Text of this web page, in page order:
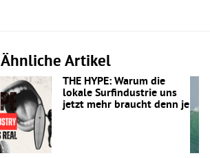
Ähnliche Artikel
THE HYPE: Warum die
lokale Surfindustrie uns
jetzt mehr braucht denn je